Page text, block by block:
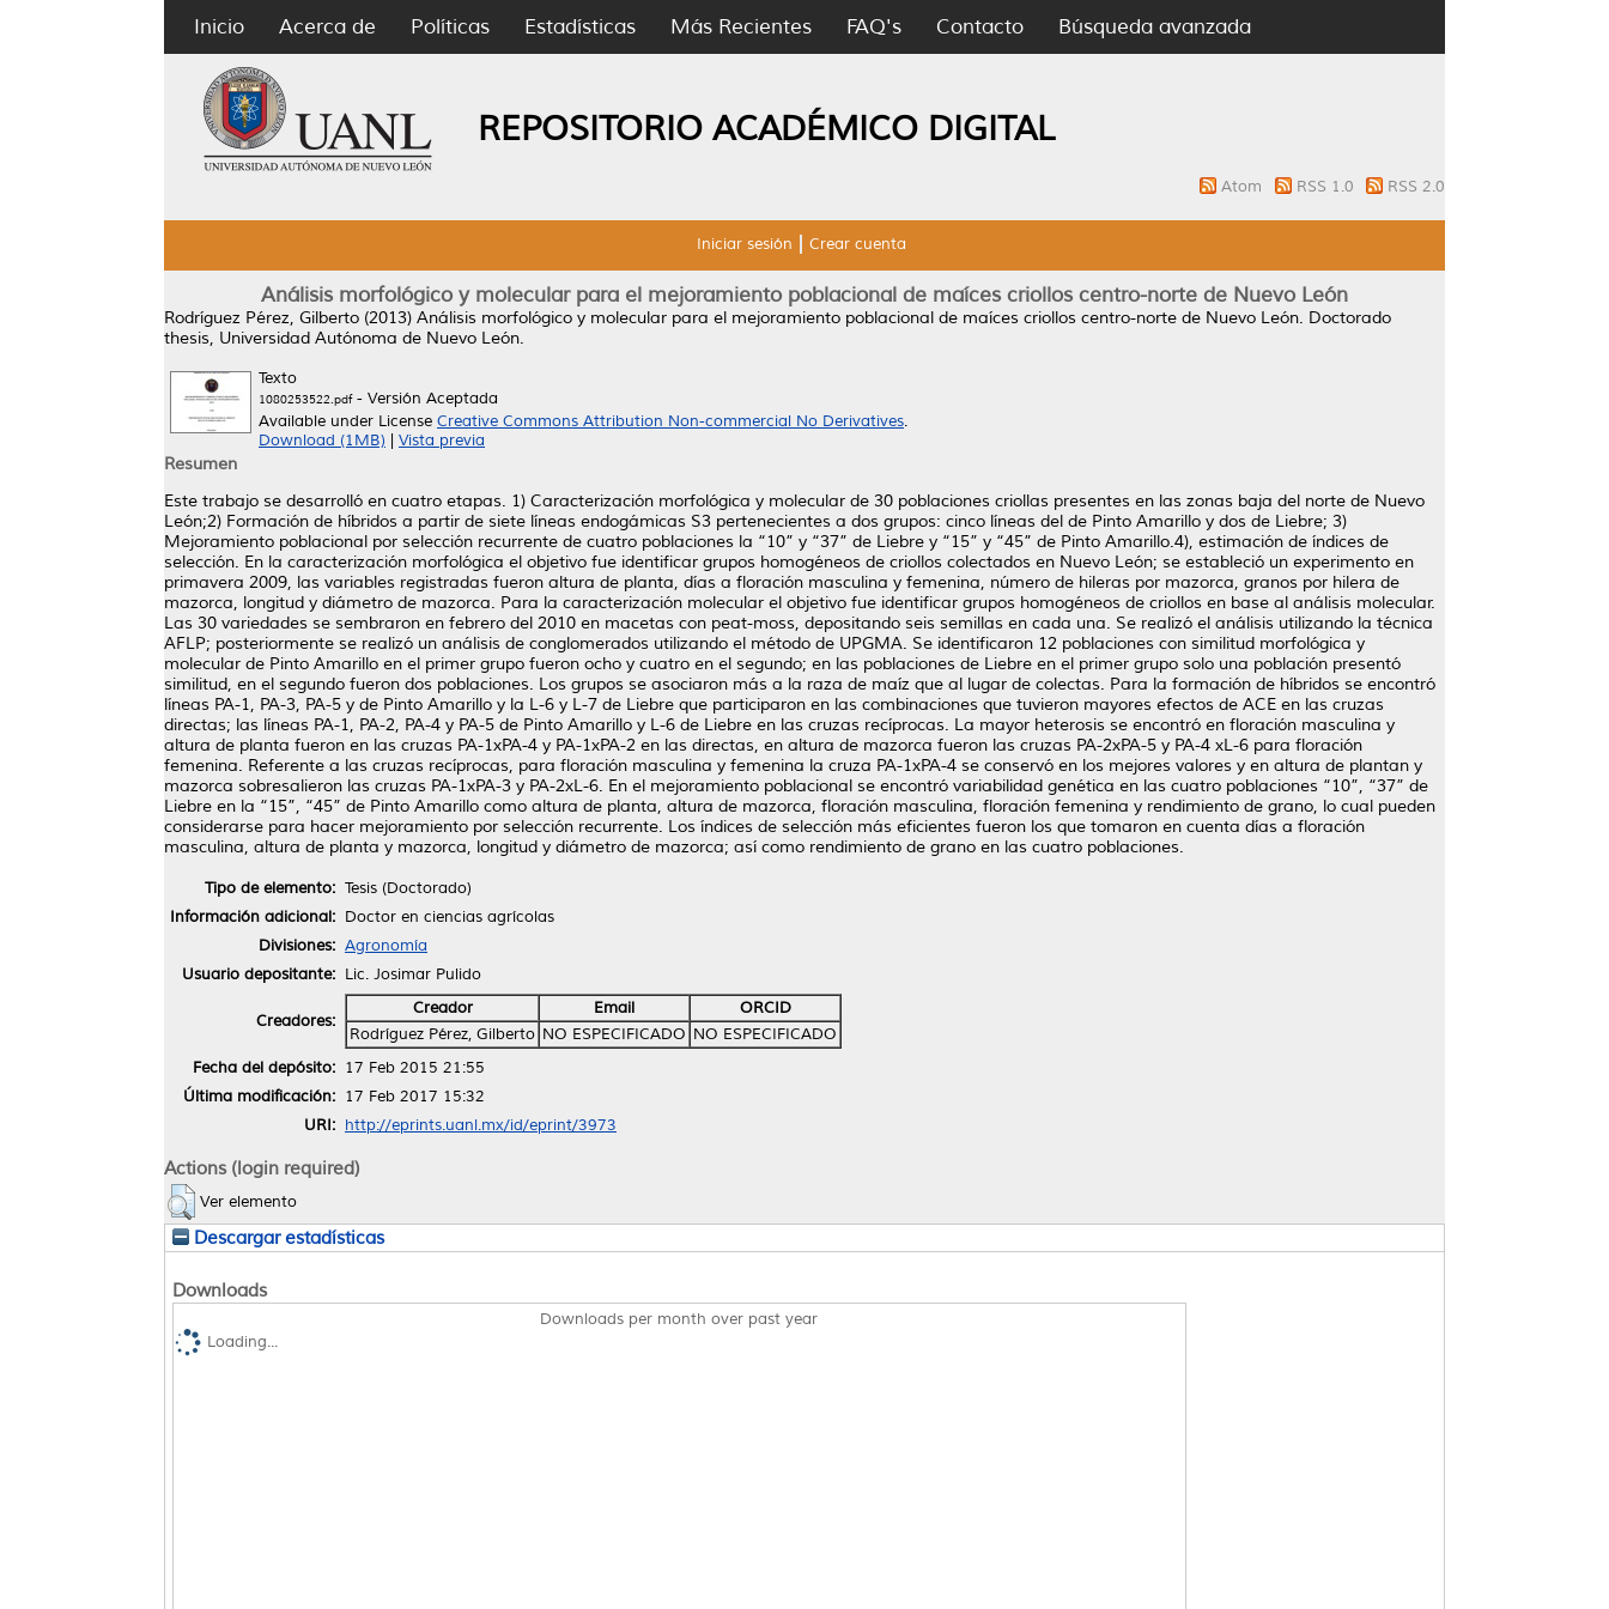
Inicio Acerca de Políticas Estadísticas Más Recientes FAQ's Contacto Búsqueda avanzada
REPOSITORIO ACADÉMICO DIGITAL
Atom RSS 1.0 RSS 2.0
Iniciar sesión Crear cuenta
Análisis morfológico y molecular para el mejoramiento poblacional de maíces criollos centro-norte de Nuevo León
Rodríguez Pérez, Gilberto (2013) Análisis morfológico y molecular para el mejoramiento poblacional de maíces criollos centro-norte de Nuevo León. Doctorado
thesis, Universidad Autónoma de Nuevo León.
Texto
1080253522.pdf- Versión Aceptada
Available under License Creative Commons Attribution Non-commercial No Derivatives.
Download (1MB)
Vista previa
Resumen
Este trabajo se desarrolló en cuatro etapas. 1) Caracterización morfológica y molecular de 30 poblaciones criollas presentes en las zonas baja del norte de Nuevo
León;2) Formación de híbridos a partir de siete líneas endogámicas S3 pertenecientes a dos grupos: cinco líneas del de Pinto Amarillo y dos de Liebre; 3)
Mejoramiento poblacional por selección recurrente de cuatro poblaciones la “10” y “37” de Liebre y “15” y “45” de Pinto Amarillo.4), estimación de índices de
selección. En la caracterización morfológica el objetivo fue identificar grupos homogéneos de criollos colectados en Nuevo León; se estableció un experimento en
primavera 2009, las variables registradas fueron altura de planta, días a floración masculina y femenina, número de hileras por mazorca, granos por hilera de
mazorca, longitud y diámetro de mazorca. Para la caracterización molecular el objetivo fue identificar grupos homogéneos de criollos en base al análisis molecular.
Las 30 variedades se sembraron en febrero del 2010 en macetas con peat-moss, depositando seis semillas en cada una. Se realizó el análisis utilizando la técnica
AFLP; posteriormente se realizó un análisis de conglomerados utilizando el método de UPGMA. Se identificaron 12 poblaciones con similitud morfológica y
molecular de Pinto Amarillo en el primer grupo fueron ocho y cuatro en el segundo; en las poblaciones de Liebre en el primer grupo solo una población presentó
similitud, en el segundo fueron dos poblaciones. Los grupos se asociaron más a la raza de maíz que al lugar de colectas. Para la formación de híbridos se encontró
líneas PA-1, PA-3, PA-5 y de Pinto Amarillo y la L-6 y L-7 de Liebre que participaron en las combinaciones que tuvieron mayores efectos de ACE en las cruzas
directas; las líneas PA-1, PA-2, PA-4 y PA-5 de Pinto Amarillo y L-6 de Liebre en las cruzas recíprocas. La mayor heterosis se encontró en floración masculina y
altura de planta fueron en las cruzas PA-1xPA-4 y PA-1xPA-2 en las directas, en altura de mazorca fueron las cruzas PA-2xPA-5 y PA-4 xL-6 para floración
femenina. Referente a las cruzas recíprocas, para floración masculina y femenina la cruza PA-1xPA-4 se conservó en los mejores valores y en altura de plantan y
mazorca sobresalieron las cruzas PA-1xPA-3 y PA-2xL-6. En el mejoramiento poblacional se encontró variabilidad genética en las cuatro poblaciones “10”, “37” de
Liebre en la “15”, “45” de Pinto Amarillo como altura de planta, altura de mazorca, floración masculina, floración femenina y rendimiento de grano, lo cual pueden
considerarse para hacer mejoramiento por selección recurrente. Los índices de selección más eficientes fueron los que tomaron en cuenta días a floración
masculina, altura de planta y mazorca, longitud y diámetro de mazorca; así como rendimiento de grano en las cuatro poblaciones.
Tipo de elemento: Tesis (Doctorado)
Información adicional: Doctor en ciencias agrícolas
Divisiones: Agronomía
Usuario depositante: Lic. Josimar Pulido
Creadores:
Creador Email
ORCID
Rodríguez Pérez, Gilberto NO ESPECIFICADO NO ESPECIFICADO
Fecha del depósito: 17 Feb 2015 21:55
Última modificación: 17 Feb 2017 15:32
URI: http://eprints.uanl.mx/id/eprint/3973
Actions (login required)
Ver elemento
Descargar estadísticas
Downloads
Downloads per month over past year
Loading...